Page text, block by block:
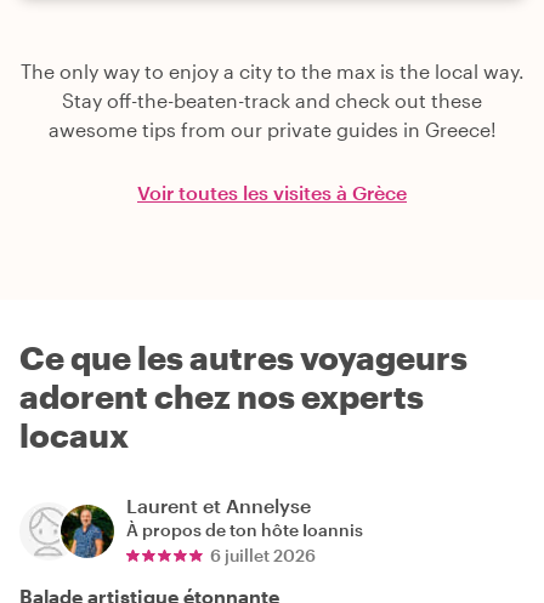
The only way to enjoy a city to the max is the local way.
Stay off-the-beaten-track and check out these
awesome tips from our private guides in Greece!
Voir toutes les visites à Grèce
Ce que les autres voyageurs
adorent chez nos experts
locaux
Laurent et Annelyse
À propos de ton hôte Ioannis
6 juillet 2026
Balade artistique étonnante